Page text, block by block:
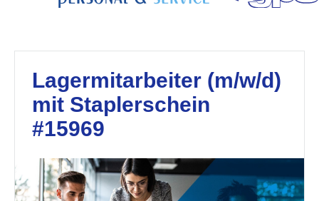
Lagermitarbeiter (m/w/d)
mit Staplerschein
#15969